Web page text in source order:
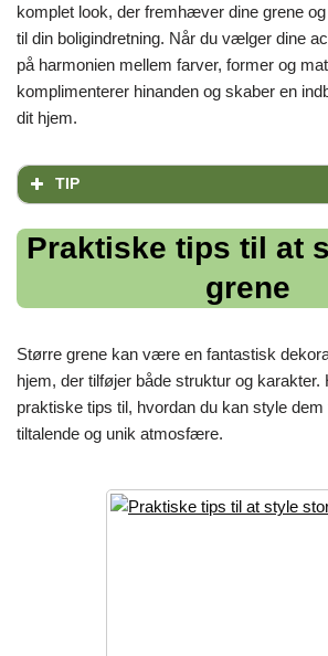
komplet look, der fremhæver dine grene
til din boligindretning. Når du vælger dine
på harmonien mellem farver, former og
komplimenterer hinanden og skaber en
dit hjem.
TIP
Praktiske tips til at
grene
Større grene kan være en fantastisk
hjem, der tilføjer både struktur og karakter.
praktiske tips til, hvordan du kan style
tiltalende og unik atmosfære.